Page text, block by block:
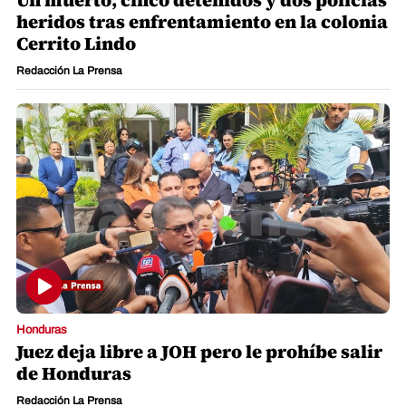
heridos tras enfrentamiento en la colonia
Cerrito Lindo
Redacción La Prensa
Honduras
Juez deja libre a JOH pero le prohíbe salir
de Honduras
Redacción La Prensa